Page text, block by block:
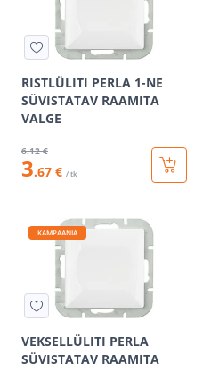
RISTLÜLITI PERLA 1-NE
SÜVISTATAV RAAMITA
VALGE
6.12 €
3.67 € / tk
KAMPAANIA
VEKSELLÜLITI PERLA
SÜVISTATAV RAAMITA